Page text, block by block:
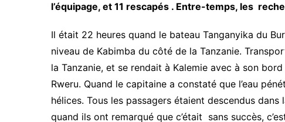
l’équipage, et 11 rescapés . Entre-temps, les
Il était 22 heures quand le bateau Tanganyika du
niveau de Kabimba du côté de la Tanzanie.
la Tanzanie, et se rendait à Kalemie avec à son
Rweru. Quand le capitaine a constaté que l’eau
hélices. Tous les passagers étaient descendus dans
quand ils ont remarqué que c’était sans succès,